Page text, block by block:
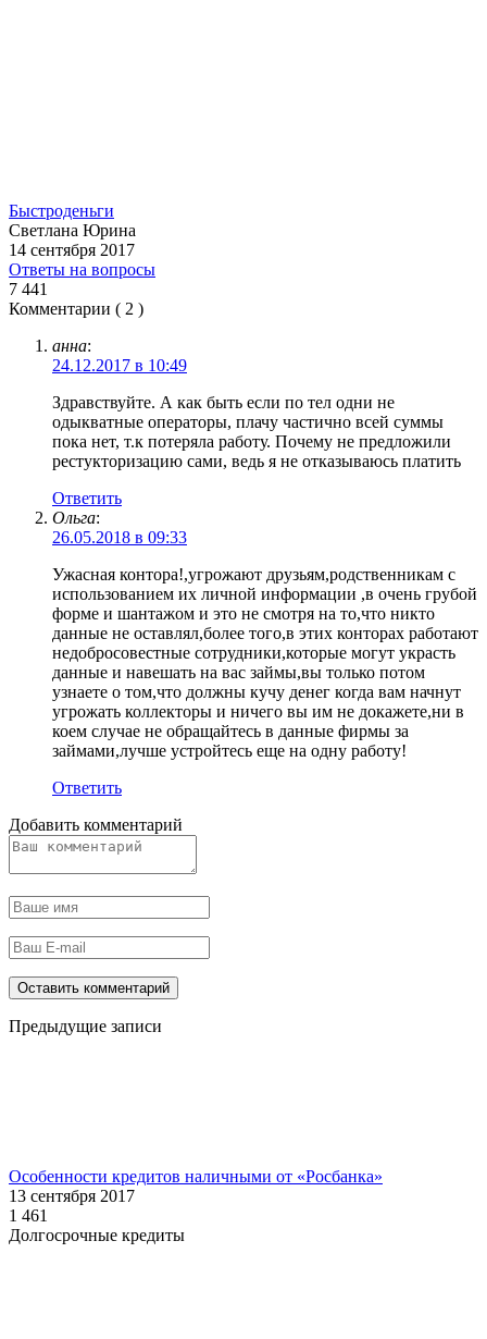
Быстроденьги
Светлана Юрина
14 сентября 2017
Ответы на вопросы
7 441
Комментарии ( 2 )
анна:
24.12.2017 в 10:49
Здравствуйте. А как быть если по тел одни не
одыкватные операторы, плачу частично всей суммы
пока нет, т.к потеряла работу. Почему не предложили
рестукторизацию сами, ведь я не отказываюсь платить
Ответить
Ольга:
26.05.2018 в 09:33
Ужасная контора!,угрожают друзьям,родственникам с
использованием их личной информации ,в очень грубой
форме и шантажом и это не смотря на то,что никто
данные не оставлял,более того,в этих конторах работают
недобросовестные сотрудники,которые могут украсть
данные и навешать на вас займы,вы только потом
узнаете о том,что должны кучу денег когда вам начнут
угрожать коллекторы и ничего вы им не докажете,ни в
коем случае не обращайтесь в данные фирмы за
займами,лучше устройтесь еще на одну работу!
Ответить
Добавить комментарий
Предыдущие записи
Особенности кредитов наличными от «Росбанка»
13 сентября 2017
1 461
Долгосрочные кредиты